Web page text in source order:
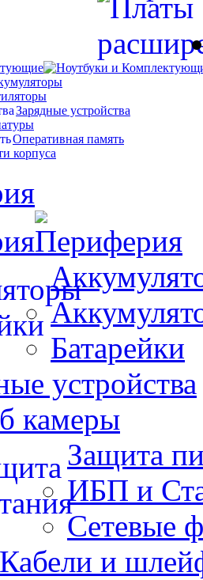
Зарядные устройства
Оперативная память
корпуса
Батарейки
устройства
камеры
Защита
ИБП и
Сетевые
Кабели и